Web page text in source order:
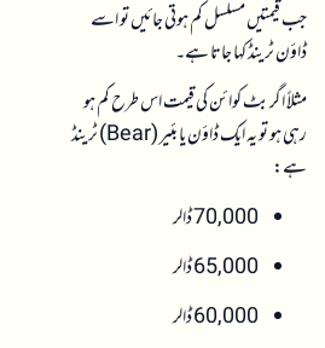
جب قیمتیں مسلسل کم ہوتی جائیں تو اسے
ڈاؤن ٹرینڈ کہا جاتا ہے۔
مثلاً اگر بٹ کوائن کی قیمت اس طرح کم ہو
رہی ہو تو یہ ایک ڈاؤن یا بئیر (Bear) ٹرینڈ
ہے:
70,000 ڈالر
65,000 ڈالر
60,000 ڈالر